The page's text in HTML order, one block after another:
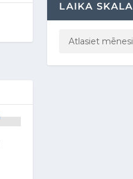
LAIKA SKALA